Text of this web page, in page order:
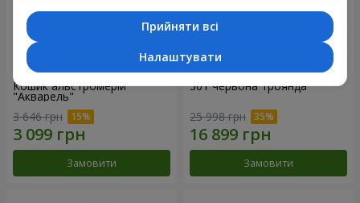
Кошик альстромерій
"Акварель"
3 646 грн
Замовити
301 червона троянда
25 998 грн
Замовити
Прийняти всі
Налаштувати